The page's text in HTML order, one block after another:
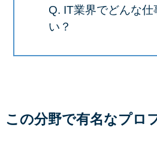
Q. IT業界でどんな仕
い？
この分野で有名なプロ